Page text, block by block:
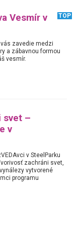
Vesmír v
TOP
zavedie medzi
a zábavnou formou
vesmír.
svet –
v
v SteelParku
zachráni svet,
vytvorené
programu